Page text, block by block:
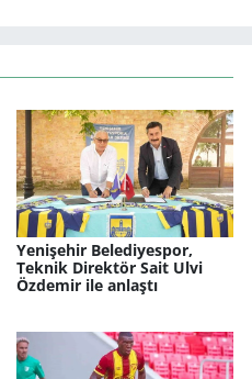
Yenişehir Belediyespor,
Teknik Direktör Sait Ulvi
Özdemir ile anlaştı